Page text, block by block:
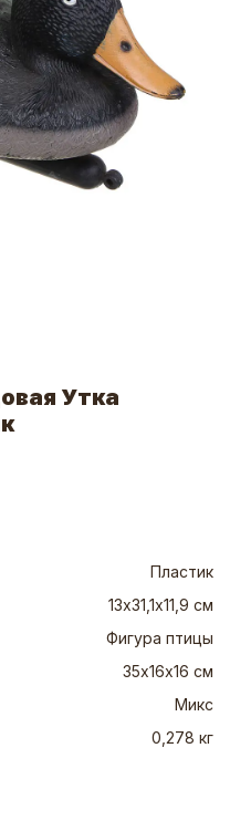
Утка
Пластик
13х31,1х11,9 см
Фигура птицы
35х16х16 см
Микс
0,278 кг